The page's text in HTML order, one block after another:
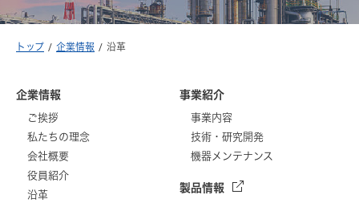
トップ 企業情報 沿革
企業情報
ご挨拶
私たちの理念
会社概要
役員紹介
沿革
事業紹介
事業内容
技術・研究開発
機器メンテナンス
製品情報